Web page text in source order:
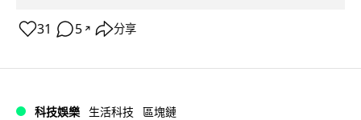
31 5 ↗ 分享
科技娛樂 生活科技 區塊鏈